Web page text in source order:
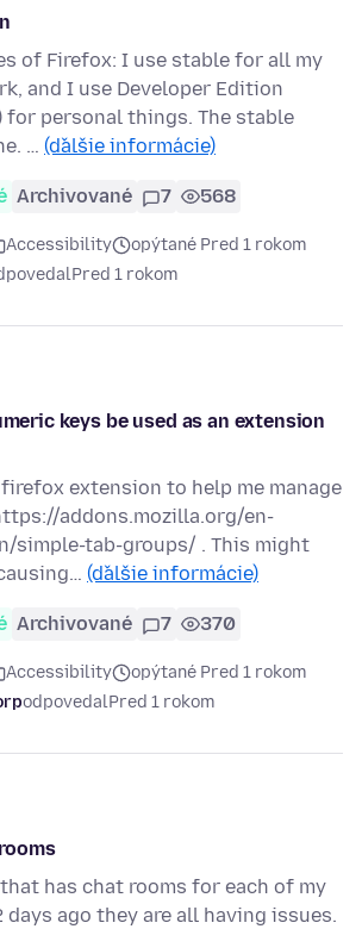
of Firefox: I use stable for all my
and I use Developer Edition
for personal things. The stable
… (ďalšie informácie)
Archivované 7 568
Accessibility
opýtané Pred 1 rokom
Pred 1 rokom
keys be used as an extension
extension to help me manage
addons.mozilla.org/en-
simple-tab-groups/ . This might
(ďalšie informácie)
Archivované 7 370
Accessibility
opýtané Pred 1 rokom
odpovedalPred 1 rokom
has chat rooms for each of my
ago they are all having issues.